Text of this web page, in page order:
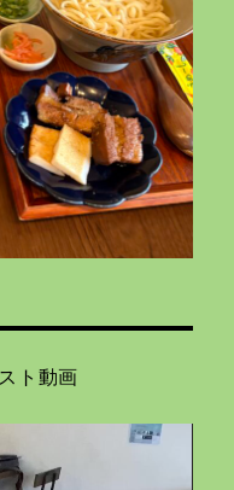
ト動画